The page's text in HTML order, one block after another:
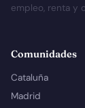
empleo, renta y
Comunidades
Cataluña
Madrid